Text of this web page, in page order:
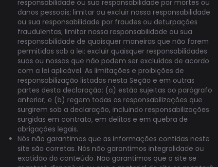
responsabilidade ou sua responsabilidade por mortes ou
danos pessoais; limitar ou excluir nossa responsabilidade
ou sua responsabilidade por fraudes ou deturpações
fraudulentas; limitar nossa responsabilidade ou sua
responsabilidade de quaisquer maneiras que não forem
permitidas sob a lei; excluir quaisquer responsabilidades
suas ou nossas que não podem ser excluídas de acordo
com a lei aplicável. As limitações e proibições de
responsabilização listadas nesta Seção e em outras
partes desta declaração: (a) estão sujeitas ao parágrafo
anterior; e (b) regem todas as responsabilizações que
surgirem sob a declaração, incluindo responsabilizações
surgidas em contrato, em delitos e em quebra de
obrigações legais.
Nós não garantimos que as informações contidas neste
site são corretas. Nós não garantimos integralidade ou
exatidão do conteúdo. Não garantimos que o site se